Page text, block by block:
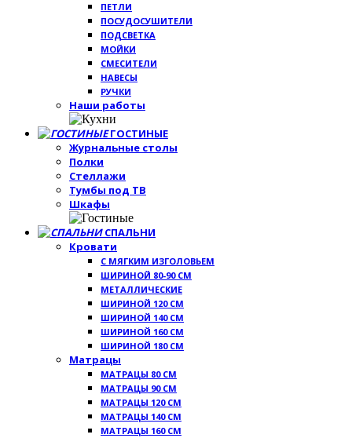
ПЕТЛИ
ПОСУДОСУШИТЕЛИ
ПОДСВЕТКА
МОЙКИ
СМЕСИТЕЛИ
НАВЕСЫ
РУЧКИ
Наши работы
ГОСТИНЫЕ
Журнальные столы
Полки
Стеллажи
Тумбы под ТВ
Шкафы
СПАЛЬНИ
Кровати
С МЯГКИМ ИЗГОЛОВЬЕМ
ШИРИНОЙ 80-90 СМ
МЕТАЛЛИЧЕСКИЕ
ШИРИНОЙ 120 СМ
ШИРИНОЙ 140 СМ
ШИРИНОЙ 160 СМ
ШИРИНОЙ 180 СМ
Матрацы
МАТРАЦЫ 80 СМ
МАТРАЦЫ 90 СМ
МАТРАЦЫ 120 СМ
МАТРАЦЫ 140 СМ
МАТРАЦЫ 160 СМ